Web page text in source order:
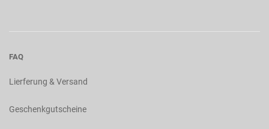
FAQ
Lierferung & Versand
Geschenkgutscheine